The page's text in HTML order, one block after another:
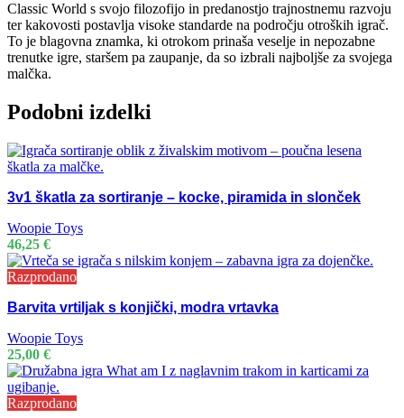
Classic World s svojo filozofijo in predanostjo trajnostnemu razvoju
ter kakovosti postavlja visoke standarde na področju otroških igrač.
To je blagovna znamka, ki otrokom prinaša veselje in nepozabne
trenutke igre, staršem pa zaupanje, da so izbrali najboljše za svojega
malčka.
Podobni izdelki
3v1 škatla za sortiranje – kocke, piramida in slonček
Woopie Toys
46,25 €
Razprodano
Barvita vrtiljak s konjički, modra vrtavka
Woopie Toys
25,00 €
Razprodano